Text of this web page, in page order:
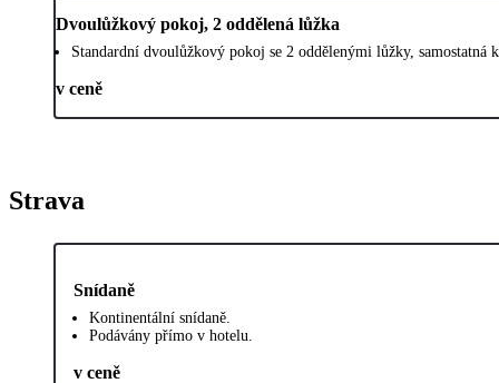
Dvoulůžkový pokoj, 2 oddělená lůžka
Standardní dvoulůžkový pokoj se 2 oddělenými lůžky, samostatná
v ceně
Strava
Snídaně
Kontinentální snídaně.
Podávány přímo v hotelu.
v ceně